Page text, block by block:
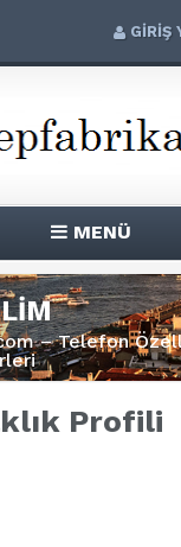
GİRİŞ
MENÜ
– Telefon
Profili